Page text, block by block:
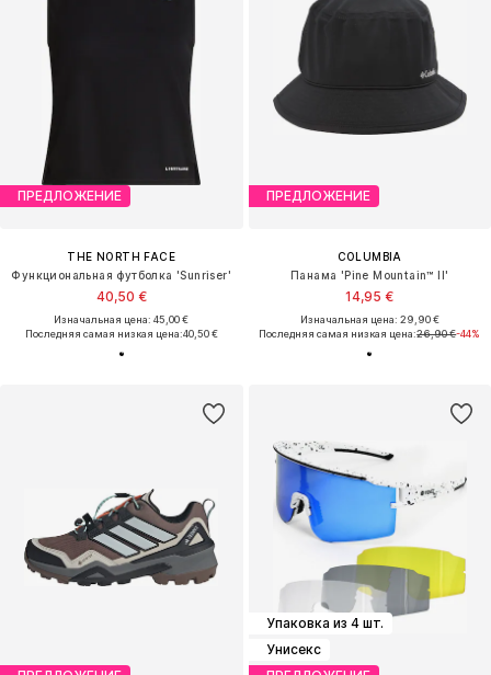
ПРЕДЛОЖЕНИЕ
THE NORTH FACE
Функциональная футболка 'Sunriser'
40,50 €
Изначальная цена: 45,00 €
Последняя самая низкая цена:40,50 €
ПРЕДЛОЖЕНИЕ
COLUMBIA
Панама 'Pine Mountain™ II'
14,95 €
Изначальная цена: 29,90 €
Последняя самая низкая цена:26,90 €-44%
Упаковка из 4 шт.
Унисекс